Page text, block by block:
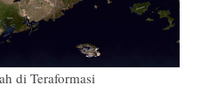
di Teraformasi